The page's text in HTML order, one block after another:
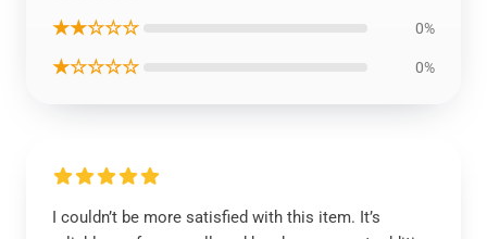
★★☆☆☆ 0%
★☆☆☆☆ 0%
I couldn’t be more satisfied with this item. It’s